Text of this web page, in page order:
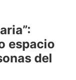
espacio
del